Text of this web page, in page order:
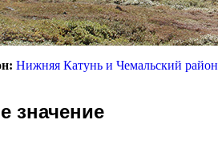
Нижняя Катунь и Чемальский район
значение